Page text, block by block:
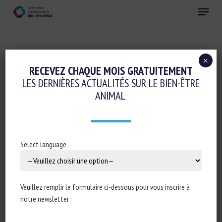
Menu
Réglementation
PARLEMENT EUROPÉEN : RÉPONSE
LUTTER CONTRE LE COMMERCE ILLÉGAL
14 avril 2021
RECEVEZ CHAQUE MOIS GRATUITEMENT
LES DERNIÈRES ACTUALITÉS SUR LE BIEN-ÊTRE
ANIMAL
Select language
Veuillez remplir le formulaire ci-dessous pour vous inscrire à
notre newsletter :
×